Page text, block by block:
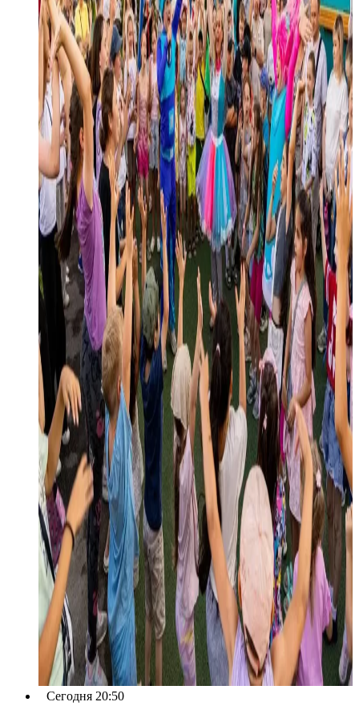
Сегодня 20:50